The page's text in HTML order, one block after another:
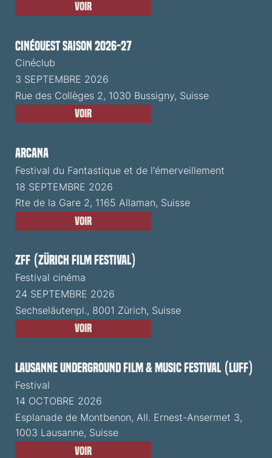
Voir
CinéOuest Saison 2026-27
Cinéclub
3 SEPTEMBRE 2026
Rue des Collèges 2, 1030 Bussigny, Suisse
Voir
ARCANA
Festival du Fantastique et de l'émerveillement
18 SEPTEMBRE 2026
Rte de la Gare 2, 1165 Allaman, Suisse
Voir
ZFF (Zürich Film Festival)
Festival cinéma
24 SEPTEMBRE 2026
Sechseläutenpl., 8001 Zürich, Suisse
Voir
Lausanne Underground Film & Music Festival (LUFF)
Festival
14 OCTOBRE 2026
Esplanade de Montbenon, All. Ernest-Ansermet 3,
1003 Lausanne, Suisse
Voir